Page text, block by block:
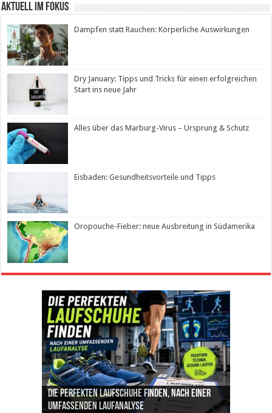
Aktuell im Fokus
Dampfen statt Rauchen: Körperliche Auswirkungen
Dry January: Tipps und Tricks für einen erfolgreichen
Start ins neue Jahr
Alles über das Marburg-Virus – Ursprung & Schutz
Eisbaden: Gesundheitsvorteile und Tipps
Oropouche-Fieber: neue Ausbreitung in Südamerika
Die perfekten Laufschuhe finden, nach einer
umfassenden Laufanalyse
Intelligente ZYCLE-Bikes: Indoor-Training mit
Präzision, Leistung und Vertrauen
Insemination (IUI): Ablauf, Erfolgschancen und
Kosten im Überblick
Cannabis als Medizin: Wie es Schmerzen, Stress
und Schlaf im Alltag beeinflusst
Leben mit Inkontinenz: Tipps für mehr
Sicherheit im Alltag